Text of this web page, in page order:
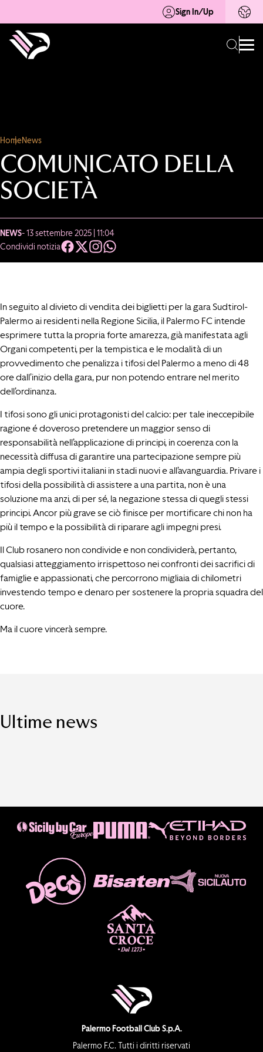
Sign In/Up
HomeNews
COMUNICATO DELLA
SOCIETÀ
NEWS- 13 settembre 2025 | 11:04
Condividi notizia
In seguito al divieto di vendita dei biglietti per la gara Sudtirol-
Palermo ai residenti nella Regione Sicilia, il Palermo FC intende
esprimere tutta la propria forte amarezza, già manifestata agli
Organi competenti, per la tempistica e le modalità di un
provvedimento che penalizza i tifosi del Palermo a meno di 48
ore dall’inizio della gara, pur non potendo entrare nel merito
dell’ordinanza.
I tifosi sono gli unici protagonisti del calcio: per tale ineccepibile
ragione é doveroso pretendere un maggior senso di
responsabilità nell’applicazione di principi, in coerenza con la
necessità diffusa di garantire una partecipazione sempre più
ampia degli sportivi italiani in stadi nuovi e all’avanguardia. Privare i
tifosi della possibilità di assistere a una partita, non è una
soluzione ma anzi, di per sé, la negazione stessa di quegli stessi
principi. Ancor più grave se ciò finisce per mortificare chi non ha
più il tempo e la possibilità di riparare agli impegni presi.
Il Club rosanero non condivide e non condividerà, pertanto,
qualsiasi atteggiamento irrispettoso nei confronti dei sacrifici di
famiglie e appassionati, che percorrono migliaia di chilometri
investendo tempo e denaro per sostenere la propria squadra del
cuore.
Ma il cuore vincerà sempre.
Ultime news
Palermo Football Club S.p.A.
Palermo F.C. Tutti i diritti riservati